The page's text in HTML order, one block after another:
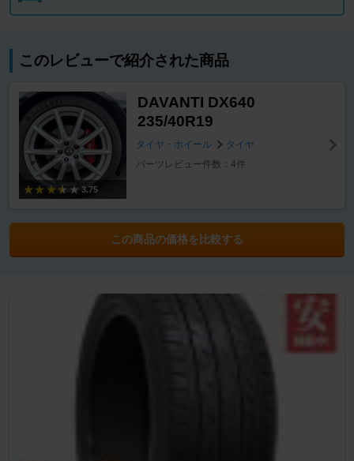
このレビューで紹介された商品
3.75
DAVANTI DX640
235/40R19
タイヤ・ホイール
タイヤ
パーツレビュー件数：4件
この商品の価格を比較する